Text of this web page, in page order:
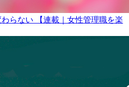
らない 【連載｜女性管理職を楽